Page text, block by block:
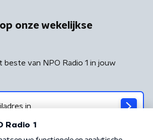
onze wekelijkse
beste van NPO Radio 1 in jouw